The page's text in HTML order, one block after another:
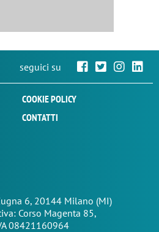
seguici su
COOKIE POLICY
CONTATTI
6, 20144 Milano (MI)
Corso Magenta 85,
08421160964